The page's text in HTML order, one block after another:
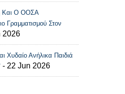
Και Ο ΟΟΣΑ
Γραμματισμού Στον
2026
Χυδαίο Ανήλικα Παιδιά
- 22 Jun 2026